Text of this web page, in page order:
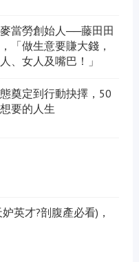
當勞創始人──藤田田
「做生意要賺大錢，
、女人及嘴巴！」
奠定到行動抉擇，50
要的人生
英才?剖腹產必看)，